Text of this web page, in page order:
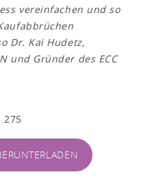
vereinfachen und so
Dr. Kai Hudetz,
und Gründer des ECC